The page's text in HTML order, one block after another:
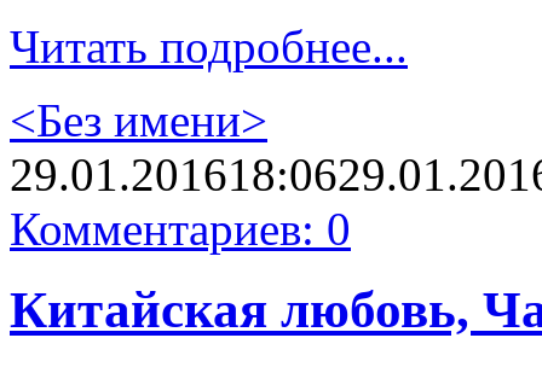
Читать подробнее...
<Без имени>
29.01.201618:06
Комментариев: 0
Китайская любовь,